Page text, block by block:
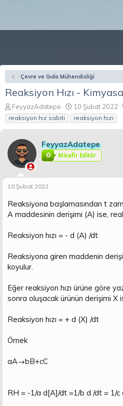
Çevre ve Gıda Mühendisliği
Reaksiyon Hızı -
K
o
n
u
u
b
a
ş
a
t
n
FeyyazAdatepe
B
a
ş
a
n
g
ç
r
i
i
10 Şubat 2022
reaksiyon hız sabiti
reaksiyon hızı
FeyyazAdatepe
Misafir Editör
10 Şubat 2022
Reaksiyona başlamasından t
A maddesinin derişimi (A) ise,
Reaksiyon hızı = - d (A) /dt
Reaksiyona giren maddenin
koyulur.
Eğer reaksiyon hızı ürüne göre
sonra oluşacak ürünün derişimi X
Reaksiyon hızı = + d (X) /dt
Örnek
aA→bB+cC
RH = -1/a d[A]/dt =1/b d /dt = 1/c